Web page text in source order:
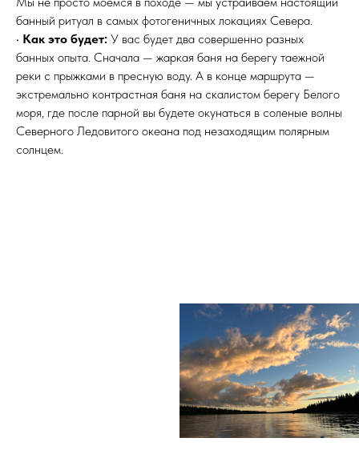
банный ритуал в самых фотогеничных локациях Севера.
• Как это будет: У вас будет два совершенно разных
банных опыта. Сначала — жаркая баня на берегу таежной
реки с прыжками в пресную воду. А в конце маршрута —
экстремально контрастная баня на скалистом берегу Белого
моря, где после парной вы будете окунаться в соленые волны
Северного Ледовитого океана под незаходящим полярным
солнцем.